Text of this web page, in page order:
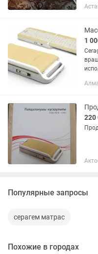
1
220
Популярные запросы
серагем матрас
Похожие в городах